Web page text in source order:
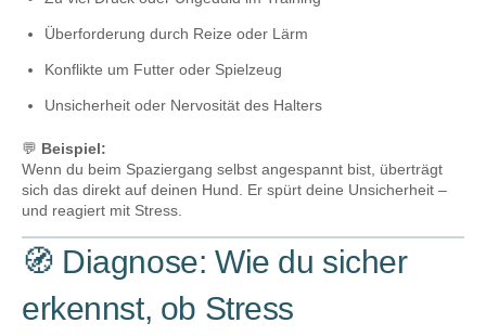
Überforderung durch Reize oder Lärm
Konflikte um Futter oder Spielzeug
Unsicherheit oder Nervosität des Halters
💬 Beispiel:
Wenn du beim Spaziergang selbst angespannt bist, überträgt
sich das direkt auf deinen Hund. Er spürt deine Unsicherheit –
und reagiert mit Stress.
🧭 Diagnose: Wie du sicher
erkennst, ob Stress